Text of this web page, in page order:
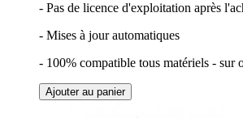
- Pas de licence d'exploitation après
- Mises à jour automatiques
- 100% compatible tous matériels - sur
Ajouter au panier